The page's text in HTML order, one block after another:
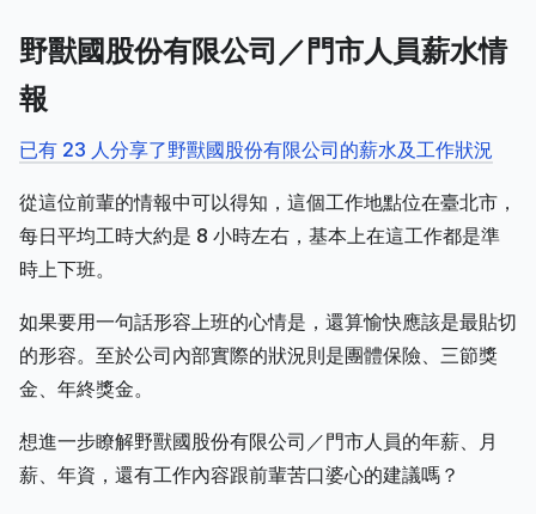
野獸國股份有限公司／門市人員薪水情
報
已有 23 人分享了野獸國股份有限公司的薪水及工作狀況
從這位前輩的情報中可以得知，這個工作地點位在臺北市，
每日平均工時大約是 8 小時左右，基本上在這工作都是準
時上下班。
如果要用一句話形容上班的心情是，還算愉快應該是最貼切
的形容。至於公司內部實際的狀況則是團體保險、三節獎
金、年終獎金。
想進一步瞭解野獸國股份有限公司／門市人員的年薪、月
薪、年資，還有工作內容跟前輩苦口婆心的建議嗎？